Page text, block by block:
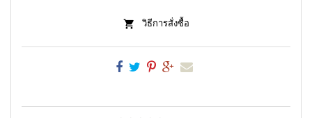
วิธีการสั่งซื้อ